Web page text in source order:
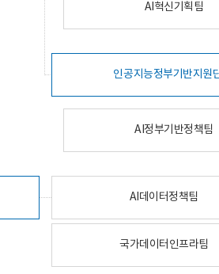
AI혁신기획팀
인공지능정부기반지원
AI정부기반정책팀
AI데이터정책팀
국가데이터인프라팀